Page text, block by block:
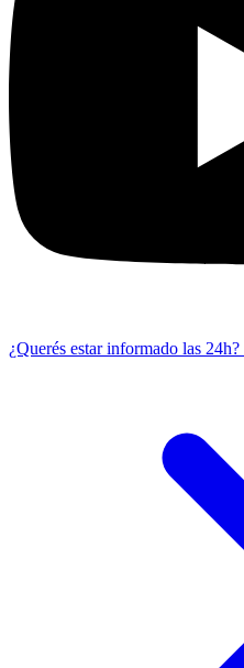
¿Querés estar informado las 24h?